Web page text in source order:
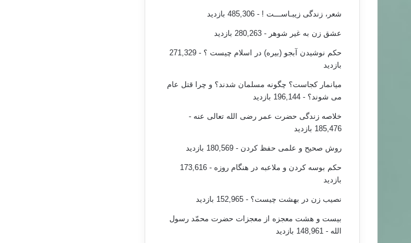
شعر، زندگی زیبـاســـت ! - 485,306 بازدید
عشق زن به غیر شوهر - 280,263 بازدید
حکم نوشیدن آبجو (بیره) در اسلام چیست ؟
- 271,329
بازدید
میانمار کجاست؟ چگونه مسلمان شدند؟ و چرا قتل عام
می شوند؟ - 196,144 بازدید
خلاصه زندگی حضرت عمر رضی الله تعالی عنه -
185,476 بازدید
روش صحیح و علمی حفظ کردن - 180,569 بازدید
حکم بوسه کردن و ملاعبه در هنگام روزه
- 173,616
بازدید
نصیب زن در بهشت چیست؟ - 152,965 بازدید
بیست و هشت معجزه از معجزات حضرت محمّد رسول
الله - 148,961 بازدید